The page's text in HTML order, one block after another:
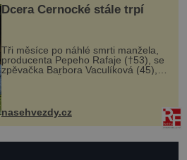
Dcera Černocké stále trpí
Tři měsíce po náhlé smrti manžela,
producenta Pepeho Rafaje (†53), se
zpěvačka Barbora Vaculíková (45),
dcera Petry Černocké (75), poprvé
ozvala veřejnosti. Na sociální síti
sdílela, že se snaží fung...
nasehvezdy.cz